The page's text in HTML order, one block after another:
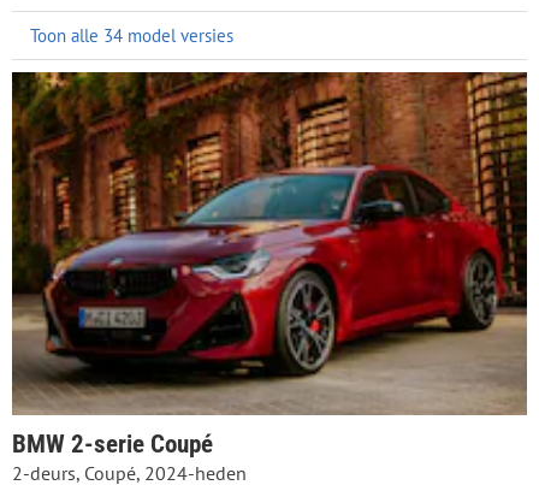
Toon alle 34 model versies
BMW 2-serie Coupé
2-deurs, Coupé, 2024-heden